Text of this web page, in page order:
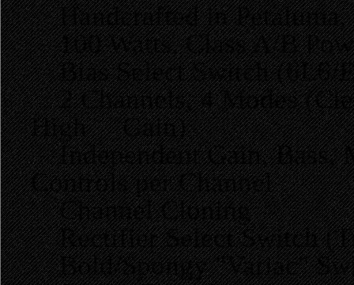
Handcrafted in Petaluma,
100 Watts, Class A/B
Bias Select Switch (6L6/
2 Channels, 4 Modes
High Gain)
Independent Gain, Bass,
Controls per Channel
Channel Cloning
Rectifier Select Switch
Bold/Spongy "Variac"